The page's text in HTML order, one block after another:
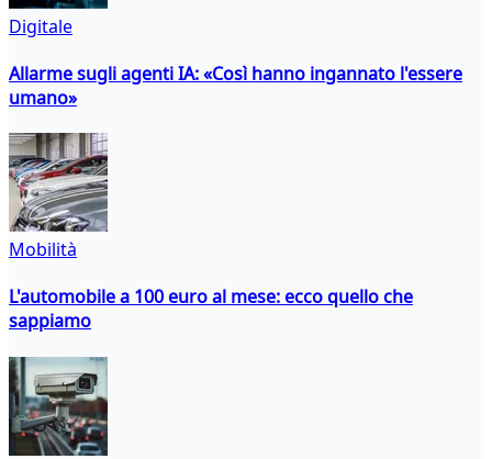
Digitale
Allarme sugli agenti IA: «Così hanno ingannato l'essere
umano»
Mobilità
L'automobile a 100 euro al mese: ecco quello che
sappiamo